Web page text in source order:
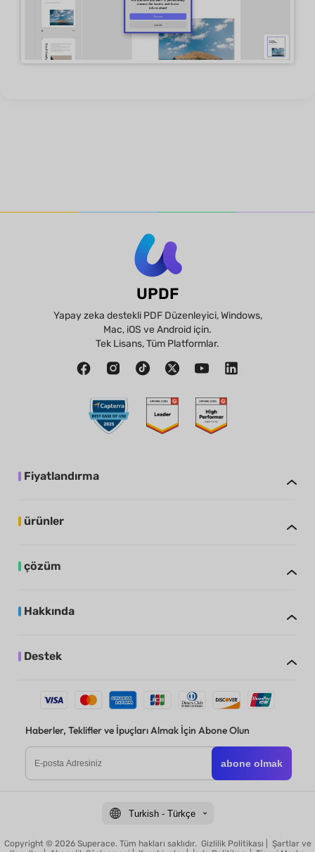
UPDF
Yapay zeka destekli PDF Düzenleyici, Windows,
Mac, iOS ve Android için.
Tek Lisans, Tüm Platformlar.
Fiyatlandırma
ürünler
çözüm
Hakkında
Destek
Haberler, Teklifler ve İpuçları Almak İçin Abone Olun
abone olmak
Turkish - Türkçe
Copyright © 2026 Superace. Tüm hakları saklıdır. Gizlilik Politikası
Şartlar ve